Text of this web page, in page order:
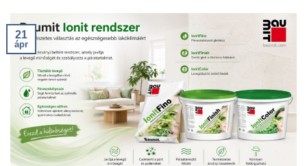
21
ápr